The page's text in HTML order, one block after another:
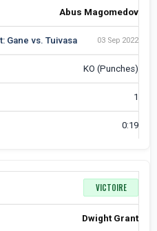
Abus Magomedov
Gane vs. Tuivasa 03 Sep 2022
KO (Punches)
1
0:19
VICTOIRE
Dwight Grant